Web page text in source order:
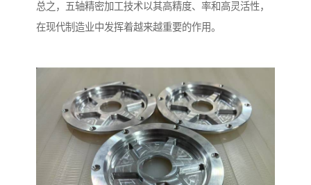
总之，五轴精密加工技术以其高精度、率和高灵活性，
在现代制造业中发挥着越来越重要的作用。